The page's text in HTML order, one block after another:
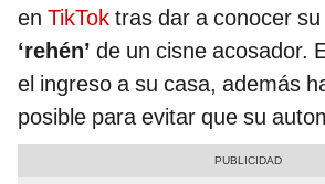
en TikTok tras dar a conocer
‘rehén’ de un cisne acosador.
el ingreso a su casa, además
posible para evitar que su